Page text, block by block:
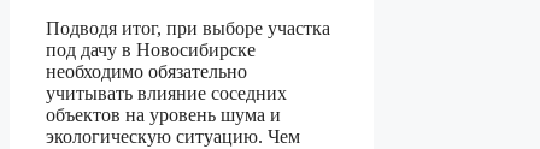
Подводя итог, при выборе участка
под дачу в Новосибирске
необходимо обязательно
учитывать влияние соседних
объектов на уровень шума и
экологическую ситуацию. Чем